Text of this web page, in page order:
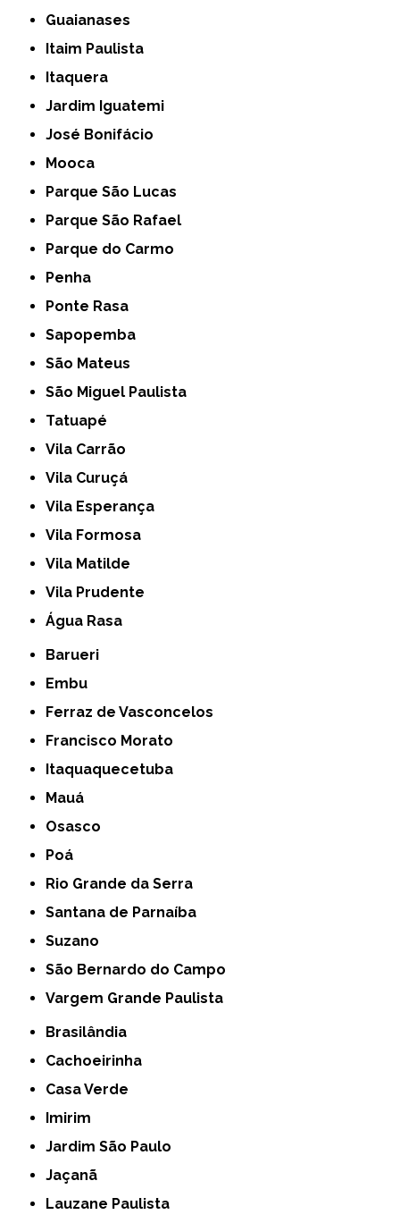
Guaianases
Itaim Paulista
Itaquera
Jardim Iguatemi
José Bonifácio
Mooca
Parque São Lucas
Parque São Rafael
Parque do Carmo
Penha
Ponte Rasa
Sapopemba
São Mateus
São Miguel Paulista
Tatuapé
Vila Carrão
Vila Curuçá
Vila Esperança
Vila Formosa
Vila Matilde
Vila Prudente
Água Rasa
Barueri
Embu
Ferraz de Vasconcelos
Francisco Morato
Itaquaquecetuba
Mauá
Osasco
Poá
Rio Grande da Serra
Santana de Parnaíba
Suzano
São Bernardo do Campo
Vargem Grande Paulista
Brasilândia
Cachoeirinha
Casa Verde
Imirim
Jardim São Paulo
Jaçanã
Lauzane Paulista